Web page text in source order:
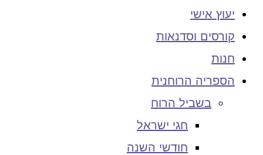
יעוץ אישי
קורסים וסדנאות
חנות
הספריה הרוחנית
בשביל הרוח
חגי ישראל
חודשי השנה